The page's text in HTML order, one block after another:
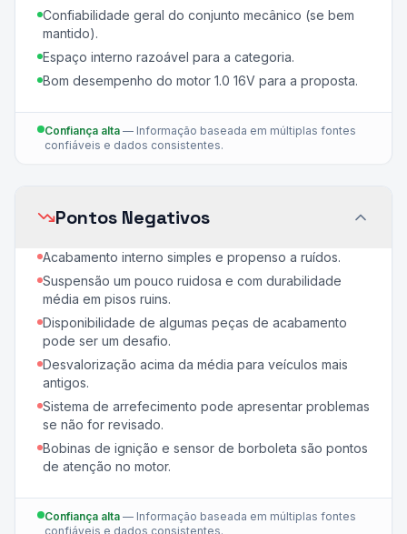
Confiabilidade geral do conjunto mecânico (se bem
mantido).
Espaço interno razoável para a categoria.
Bom desempenho do motor 1.0 16V para a proposta.
Confiança alta — Informação baseada em múltiplas fontes
confiáveis e dados consistentes.
Pontos Negativos
Acabamento interno simples e propenso a ruídos.
Suspensão um pouco ruidosa e com durabilidade
média em pisos ruins.
Disponibilidade de algumas peças de acabamento
pode ser um desafio.
Desvalorização acima da média para veículos mais
antigos.
Sistema de arrefecimento pode apresentar problemas
se não for revisado.
Bobinas de ignição e sensor de borboleta são pontos
de atenção no motor.
Confiança alta — Informação baseada em múltiplas fontes
confiáveis e dados consistentes.